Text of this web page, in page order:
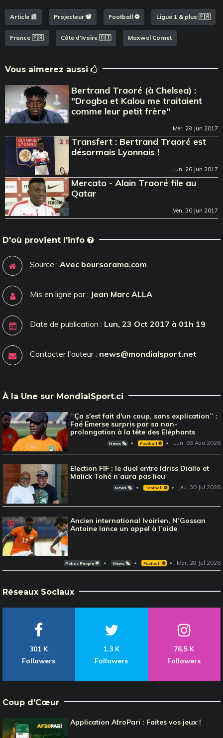
Article 📰 Projecteur 📽️ Football ⚽️ Ligue 1 & plus 🇫🇷
France 🇫🇷 Côte d'Ivoire 🇨🇮 Maxwel Cornet
Vous aimerez aussi
Bertrand Traoré (à Chelsea) :
"Drogba et Kalou me traitaient
comme leur petit frère"
Mer, 28 Jun 2017
Transfert : Bertrand Traoré est
désormais Lyonnais !
Lun, 26 Jun 2017
Mercato - Alain Traoré file au
Qatar
Ven, 30 Jun 2017
D'où provient l'info
Source : Avec boursorama.com
Mis en ligne par : Jean Marc ALLA
Date de publication : Lun, 23 Oct 2017 à 01h 19
Contacter l'auteur : news@mondialsport.net
À la Une sur MondialSport.ci
‘‘Ça s'est fait d'un coup, sans explication’’ :
Faé Emerse surpris par sa non-
prolongation à la tête des Eléphants
News 🗞️ Football ⚽️ Lun, 03 Aou 2026
Election FIF : le duel entre Idriss Diallo et
Malick Tohé n’aura pas lieu
News 🗞️ Football ⚽️ Jeu, 30 Jul 2026
Ancien international Ivoirien, N’Gossan
Antoine lance un appel à l’aide
Potins People 🌟 News 🗞️ Football ⚽️ Mar, 28 Jul 2026
Réseaux Sociaux
301 K
Followers
1,3 K
Followers
76,5 K
Followers
Coup d'Cœur
Application AfroPari : Faites vos jeux !